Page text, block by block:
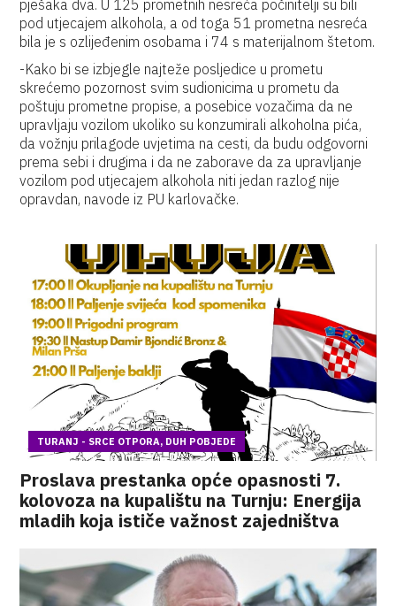
pješaka dva. U 125 prometnih nesreća počinitelji su bili
pod utjecajem alkohola, a od toga 51 prometna nesreća
bila je s ozlijeđenim osobama i 74 s materijalnom štetom.
-Kako bi se izbjegle najteže posljedice u prometu
skrećemo pozornost svim sudionicima u prometu da
poštuju prometne propise, a posebice vozačima da ne
upravljaju vozilom ukoliko su konzumirali alkoholna pića,
da vožnju prilagode uvjetima na cesti, da budu odgovorni
prema sebi i drugima i da ne zaborave da za upravljanje
vozilom pod utjecajem alkohola niti jedan razlog nije
opravdan, navode iz PU karlovačke.
TURANJ - SRCE OTPORA, DUH POBJEDE
Proslava prestanka opće opasnosti 7.
kolovoza na kupalištu na Turnju: Energija
mladih koja ističe važnost zajedništva